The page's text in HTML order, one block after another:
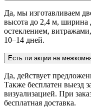
Да, мы изготавливаем
высота до 2,4 м,
остеклением,
10–14 дней.
Есть ли акции на
Да, действует
Также бесплатен выезд
визуализацией. При
бесплатная доставка.